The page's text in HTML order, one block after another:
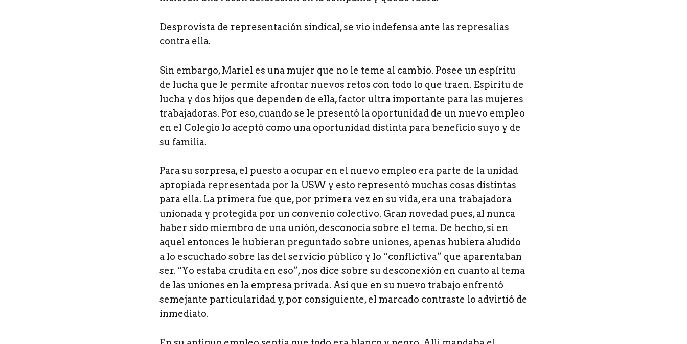
Desprovista de representación sindical, se vio indefensa ante las represalias
contra ella.
Sin embargo, Mariel es una mujer que no le teme al cambio. Posee un espíritu
de lucha que le permite afrontar nuevos retos con todo lo que traen. Espíritu de
lucha y dos hijos que dependen de ella, factor ultra importante para las mujeres
trabajadoras. Por eso, cuando se le presentó la oportunidad de un nuevo empleo
en el Colegio lo aceptó como una oportunidad distinta para beneficio suyo y de
su familia.
Para su sorpresa, el puesto a ocupar en el nuevo empleo era parte de la unidad
apropiada representada por la USW y esto representó muchas cosas distintas
para ella. La primera fue que, por primera vez en su vida, era una trabajadora
unionada y protegida por un convenio colectivo. Gran novedad pues, al nunca
haber sido miembro de una unión, desconocía sobre el tema. De hecho, si en
aquel entonces le hubieran preguntado sobre uniones, apenas hubiera aludido
a lo escuchado sobre las del servicio público y lo “conflictiva” que aparentaban
ser. “Yo estaba crudita en eso”, nos dice sobre su desconexión en cuanto al tema
de las uniones en la empresa privada. Así que en su nuevo trabajo enfrentó
semejante particularidad y, por consiguiente, el marcado contraste lo advirtió de
inmediato.